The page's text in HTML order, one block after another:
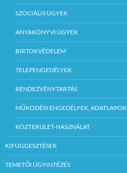
SZOCIÁLIS ÜGYEK
ANYAKÖNYVI ÜGYEK
BIRTOKVÉDELEM
TELEPENGEDÉLYEK
RENDEZVÉNYTARTÁS
MŰKÖDÉSI ENGEDÉLYEK, ADATLAPOK
KÖZTERÜLET-HASZNÁLAT
KIFÜGGESZTÉSEK
TEMETŐI ÜGYINTÉZÉS